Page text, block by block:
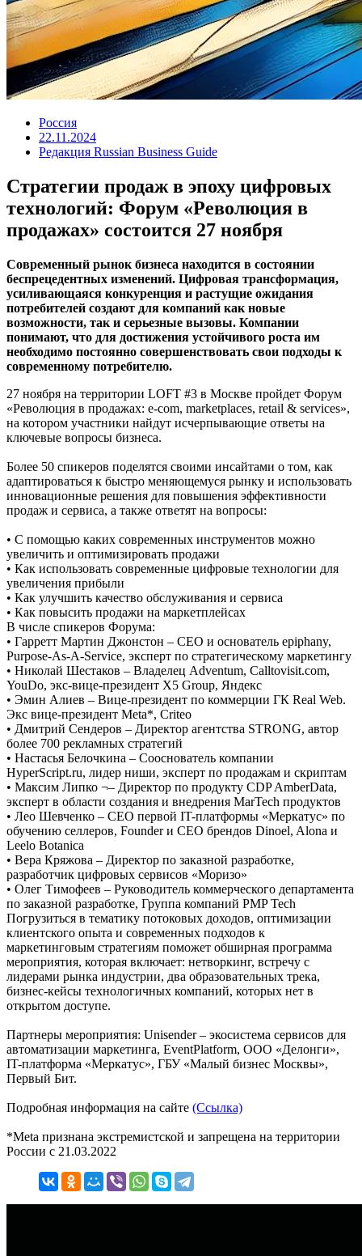
Россия
22.11.2024
Редакция Russian Business Guide
Стратегии продаж в эпоху цифровых
технологий: Форум «Революция в
продажах» состоится 27 ноября
Современный рынок бизнеса находится в состоянии
беспрецедентных изменений. Цифровая трансформация,
усиливающаяся конкуренция и растущие ожидания
потребителей создают для компаний как новые
возможности, так и серьезные вызовы. Компании
понимают, что для достижения устойчивого роста им
необходимо постоянно совершенствовать свои подходы к
современному потребителю.
27 ноября на территории LOFT #3 в Москве пройдет Форум
«Революция в продажах: e-com, marketplaces, retail & services»,
на котором участники найдут исчерпывающие ответы на
ключевые вопросы бизнеса.
Более 50 спикеров поделятся своими инсайтами о том, как
адаптироваться к быстро меняющемуся рынку и использовать
инновационные решения для повышения эффективности
продаж и сервиса, а также ответят на вопросы:
• С помощью каких современных инструментов можно
увеличить и оптимизировать продажи
• Как использовать современные цифровые технологии для
увеличения прибыли
• Как улучшить качество обслуживания и сервиса
• Как повысить продажи на маркетплейсах
В числе спикеров Форума:
• Гарретт Мартин Джонстон – СЕО и основатель epiphany,
Purpose-As-A-Service, эксперт по стратегическому маркетингу
• Николай Шестаков – Владелец Adventum, Calltovisit.com,
YouDo, экс-вице-президент X5 Group, Яндекс
• Эмин Алиев – Вице-президент по коммерции ГК Real Web.
Экс вице-президент Meta*, Criteo
• Дмитрий Сендеров – Директор агентства STRONG, автор
более 700 рекламных стратегий
• Настасья Белочкина – Сооснователь компании
HyperScript.ru, лидер ниши, эксперт по продажам и скриптам
• Максим Липко ¬– Директор по продукту CDP AmberData,
эксперт в области создания и внедрения MarTech продуктов
• Лео Шевченко – CEO первой IT-платформы «Меркатус» по
обучению селлеров, Founder и СЕО брендов Dinoel, Alona и
Leelo Botanica
• Вера Кряжова – Директор по заказной разработке,
разработчик цифровых сервисов «Моризо»
• Олег Тимофеев – Руководитель коммерческого департамента
по заказной разработке, Группа компаний PMP Tech
Погрузиться в тематику потоковых доходов, оптимизации
клиентского опыта и современных подходов к
маркетинговым стратегиям поможет обширная программа
мероприятия, которая включает: нетворкинг, встречу с
лидерами рынка индустрии, два образовательных трека,
бизнес-кейсы технологичных компаний, которых нет в
открытом доступе.
Партнеры мероприятия: Unisender – экосистема сервисов для
автоматизации маркетинга, EventPlatform, ООО «Делонги»,
IT-платформа «Меркатус», ГБУ «Малый бизнес Москвы»,
Первый Бит.
Подробная информация на сайте (Ссылка)
*Meta признана экстремистской и запрещена на территории
России с 21.03.2022